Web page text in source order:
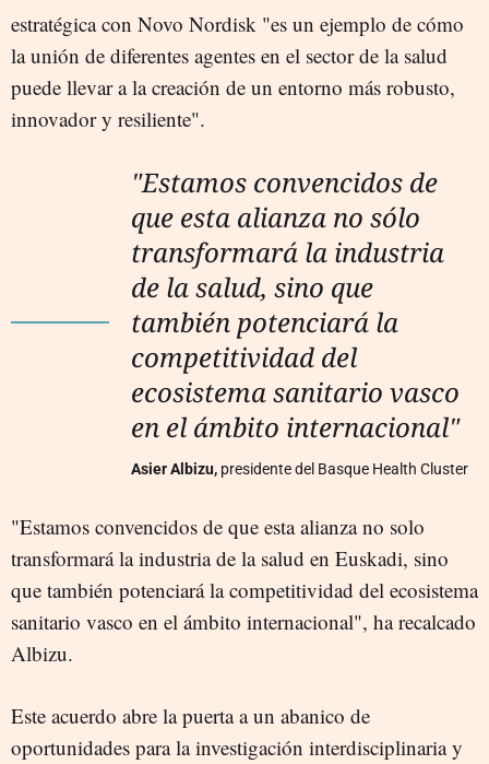
estratégica con Novo Nordisk "es un ejemplo de cómo
la unión de diferentes agentes en el sector de la salud
puede llevar a la creación de un entorno más robusto,
innovador y resiliente".
"Estamos convencidos de
que esta alianza no sólo
transformará la industria
de la salud, sino que
también potenciará la
competitividad del
ecosistema sanitario vasco
en el ámbito internacional"
Asier Albizu, presidente del Basque Health Cluster
"Estamos convencidos de que esta alianza no solo
transformará la industria de la salud en Euskadi, sino
que también potenciará la competitividad del ecosistema
sanitario vasco en el ámbito internacional", ha recalcado
Albizu.
Este acuerdo abre la puerta a un abanico de
oportunidades para la investigación interdisciplinaria y